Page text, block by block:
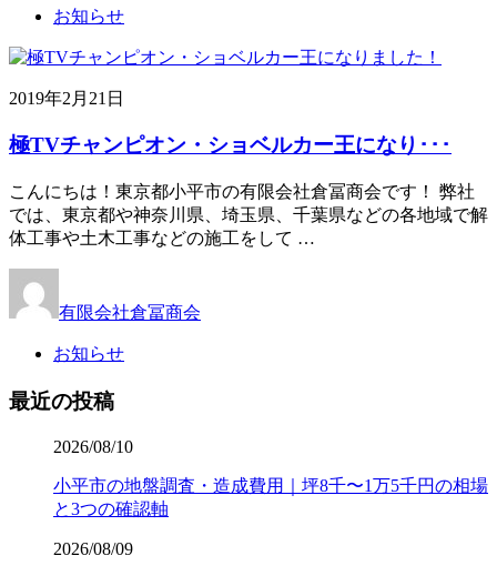
お知らせ
2019年2月21日
極TVチャンピオン・ショベルカー王になり･･･
こんにちは！東京都小平市の有限会社倉冨商会です！ 弊社
では、東京都や神奈川県、埼玉県、千葉県などの各地域で解
体工事や土木工事などの施工をして …
有限会社倉冨商会
お知らせ
最近の投稿
2026/08/10
小平市の地盤調査・造成費用｜坪8千〜1万5千円の相場
と3つの確認軸
2026/08/09